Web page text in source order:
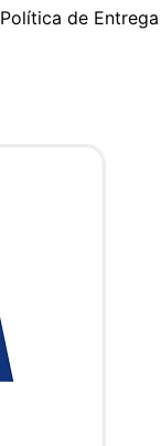
Política de Entrega